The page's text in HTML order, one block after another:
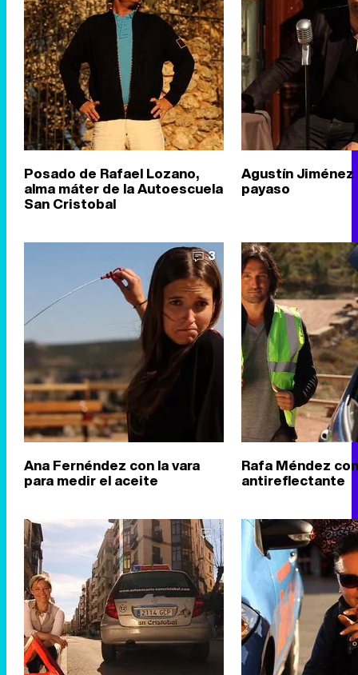
Posado de Rafael Lozano,
alma máter de la Autoescuela
San Cristobal
Agustín
payaso
3
Ana Fernéndez con la vara
para medir el aceite
Rafa Méndez
antireflectante